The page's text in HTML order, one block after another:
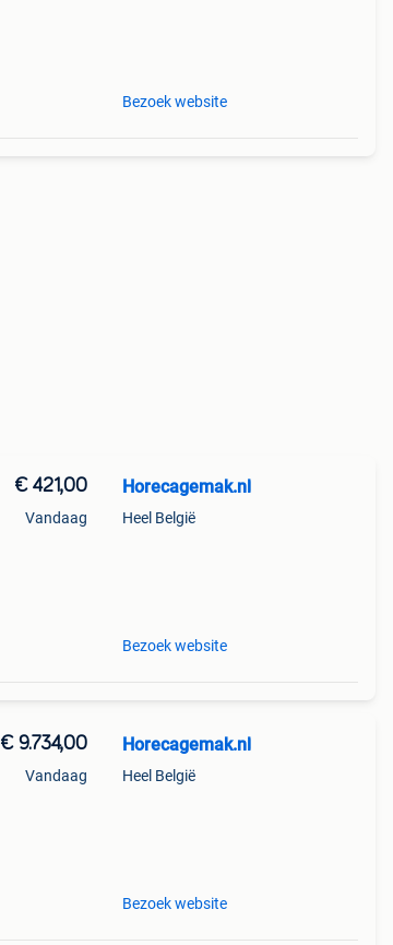
Bezoek website
€ 421,00
Vandaag
Horecagemak.nl
Heel België
Bezoek website
€ 9.734,00
Vandaag
Horecagemak.nl
Heel België
Bezoek website